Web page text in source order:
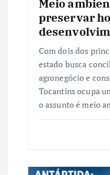
Meio
preservar
Com dois dos
estado busca
agronegócio e
Tocantins ocupa
o assunto é meio